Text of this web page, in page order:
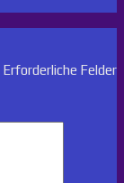
Erforderliche Felder